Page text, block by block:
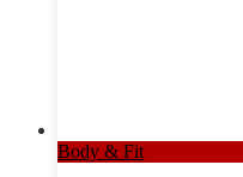
Body & Fit